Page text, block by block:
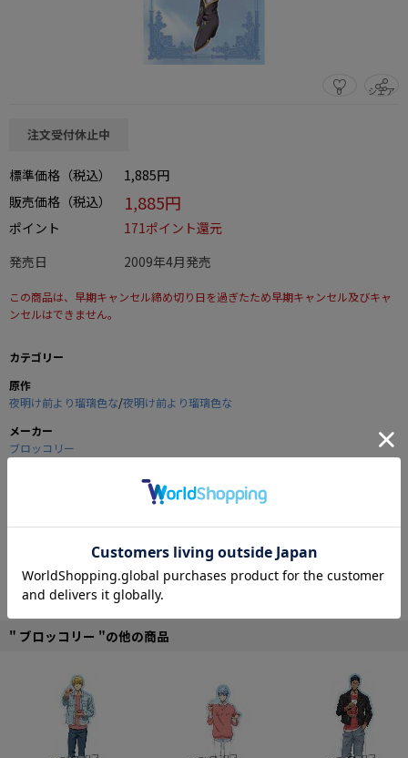
0 シェア
この商品をシェアする
注文受付休止中
標準価格（税込）
1,885円
販売価格（税込）
1,885円
ポイント
171ポイント還元
発売日
2009年4月発売
この商品は、早期キャンセル締め切り日を過ぎたため早期キャンセル及びキャ
ンセルはできません。
カテゴリー
原作
夜明け前より瑠璃色な/夜明け前より瑠璃色な
メーカー
ブロッコリー
より、ヒロイン達が月より貴方の手の中に舞い降りる、美麗スティッククッシ
ョンが登場！
飾っても使ってもOKの、今までにない新サイズのクッションです！
スムースニット生地使用でムニムニ感も最高！
■サイズ：幅140mm×縦420mm×厚み60～70mm
" ブロッコリー "の他の商品